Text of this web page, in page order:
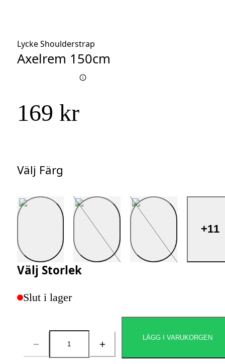
Lycke Shoulderstrap
Axelrem 150cm
169 kr
Välj Färg
Välj Färg
+11
Välj Storlek
Slut i lager
Antal
LÄGG I VARUKORGEN